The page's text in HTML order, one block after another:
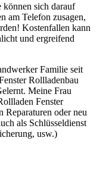
können sich darauf
am Telefon zusagen,
Kostenfallen kann
und ergreifend
Familie seit
Rollladenbau
Meine Frau
Fenster
Reparaturen oder neu
als Schlüsseldienst
usw.)